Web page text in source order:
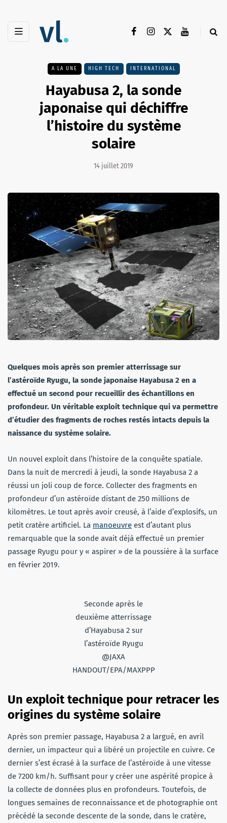
A LA UNE HIGH TECH INTERNATIONAL
Hayabusa 2, la sonde
japonaise qui déchiffre
l’histoire du système
solaire
14 juillet 2019
Quelques mois après son premier atterrissage sur
l’astéroïde Ryugu, la sonde japonaise Hayabusa 2 en a
effectué un second pour recueillir des échantillons en
profondeur. Un véritable exploit technique qui va permettre
d’étudier des fragments de roches restés intacts depuis la
naissance du système solaire.
Un nouvel exploit dans l’histoire de la conquête spatiale.
Dans la nuit de mercredi à jeudi, la sonde Hayabusa 2 a
réussi un joli coup de force. Collecter des fragments en
profondeur d’un astéroïde distant de 250 millions de
kilomètres. Le tout après avoir creusé, à l’aide d’explosifs, un
petit cratère artificiel. La manoeuvre est d’autant plus
remarquable que la sonde avait déjà effectué un premier
passage Ryugu pour y « aspirer » de la poussière à la surface
en février 2019.
Seconde après le
deuxième atterrissage
d’Hayabusa 2 sur
l’astéroïde Ryugu
@JAXA
HANDOUT/EPA/MAXPPP
Un exploit technique pour retracer les
origines du système solaire
Après son premier passage, Hayabusa 2 a largué, en avril
dernier, un impacteur qui a libéré un projectile en cuivre. Ce
dernier s’est écrasé à la surface de l’astéroïde à une vitesse
de 7200 km/h. Suffisant pour y créer une aspérité propice à
la collecte de données plus en profondeurs. Toutefois, de
longues semaines de reconnaissance et de photographie ont
précédé la seconde descente de la sonde, dans le cratère,